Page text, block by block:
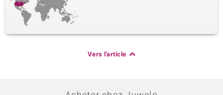
Vers l'article